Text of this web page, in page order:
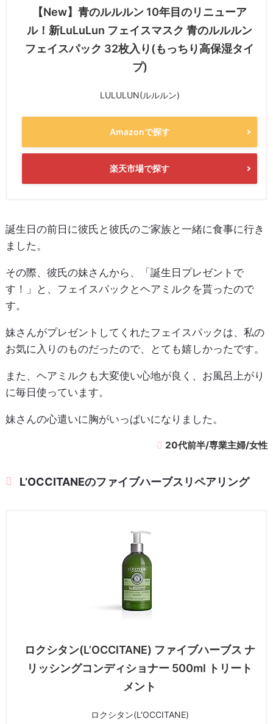
【New】青のルルルン 10年目のリニューア
ル！新LuLuLun フェイスマスク 青のルルルン
フェイスパック 32枚入り(もっちり高保湿タイ
プ)
LULULUN(ルルルン)
Amazonで探す
楽天市場で探す
誕生日の前日に彼氏と彼氏のご家族と一緒に食事に行き
ました。
その際、彼氏の妹さんから、「誕生日プレゼントで
す！」と、フェイスパックとヘアミルクを貰ったので
す。
妹さんがプレゼントしてくれたフェイスパックは、私の
お気に入りのものだったので、とても嬉しかったです。
また、ヘアミルクも大変使い心地が良く、お風呂上がり
に毎日使っています。
妹さんの心遣いに胸がいっぱいになりました。
20代前半/専業主婦/女性
L’OCCITANEのファイブハーブスリペアリング
ロクシタン(L’OCCITANE) ファイブハーブス ナ
リッシングコンディショナー 500ml トリート
メント
ロクシタン(L'OCCITANE)